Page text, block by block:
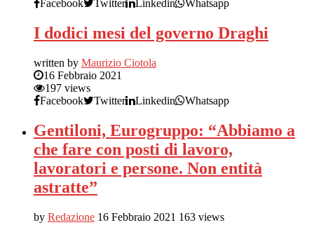
Facebook
Twitter Linkedin Whatsapp
I dodici mesi del governo Draghi
written by Maurizio Ciotola
16 Febbraio 2021
197 views
Facebook
Twitter Linkedin Whatsapp
Gentiloni, Eurogruppo: “Abbiamo a
che fare con posti di lavoro,
lavoratori e persone. Non entità
astratte”
by Redazione 16 Febbraio 2021 163 views